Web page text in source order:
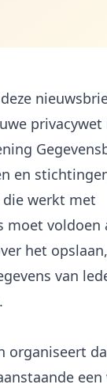
en
werkt met
moet voldoen
het
van
organiseert